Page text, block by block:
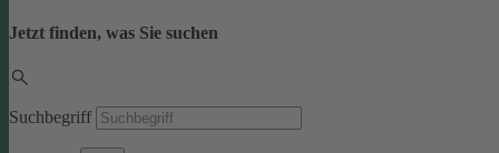
Jetzt finden, was Sie suchen
Suchbegriff